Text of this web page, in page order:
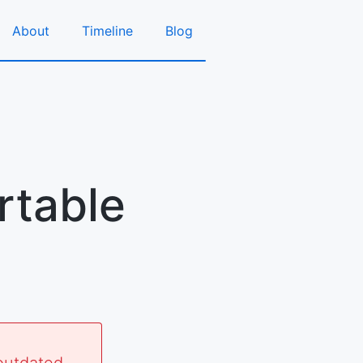
About Timeline Blog